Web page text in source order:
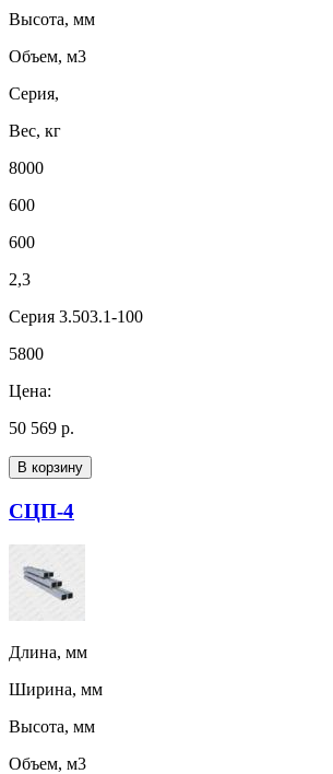
Высота, мм
Объем, м3
Серия,
Вес, кг
8000
600
600
2,3
Серия 3.503.1-100
5800
Цена:
50 569 р.
В корзину
СЦП-4
Длина, мм
Ширина, мм
Высота, мм
Объем, м3